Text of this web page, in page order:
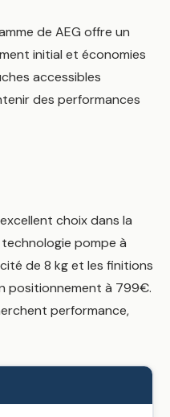
de AEG offre un
initial et économies
accessibles
des performances
choix dans la
pompe à
de 8 kg et les finitions
positionnement à 799€.
performance,